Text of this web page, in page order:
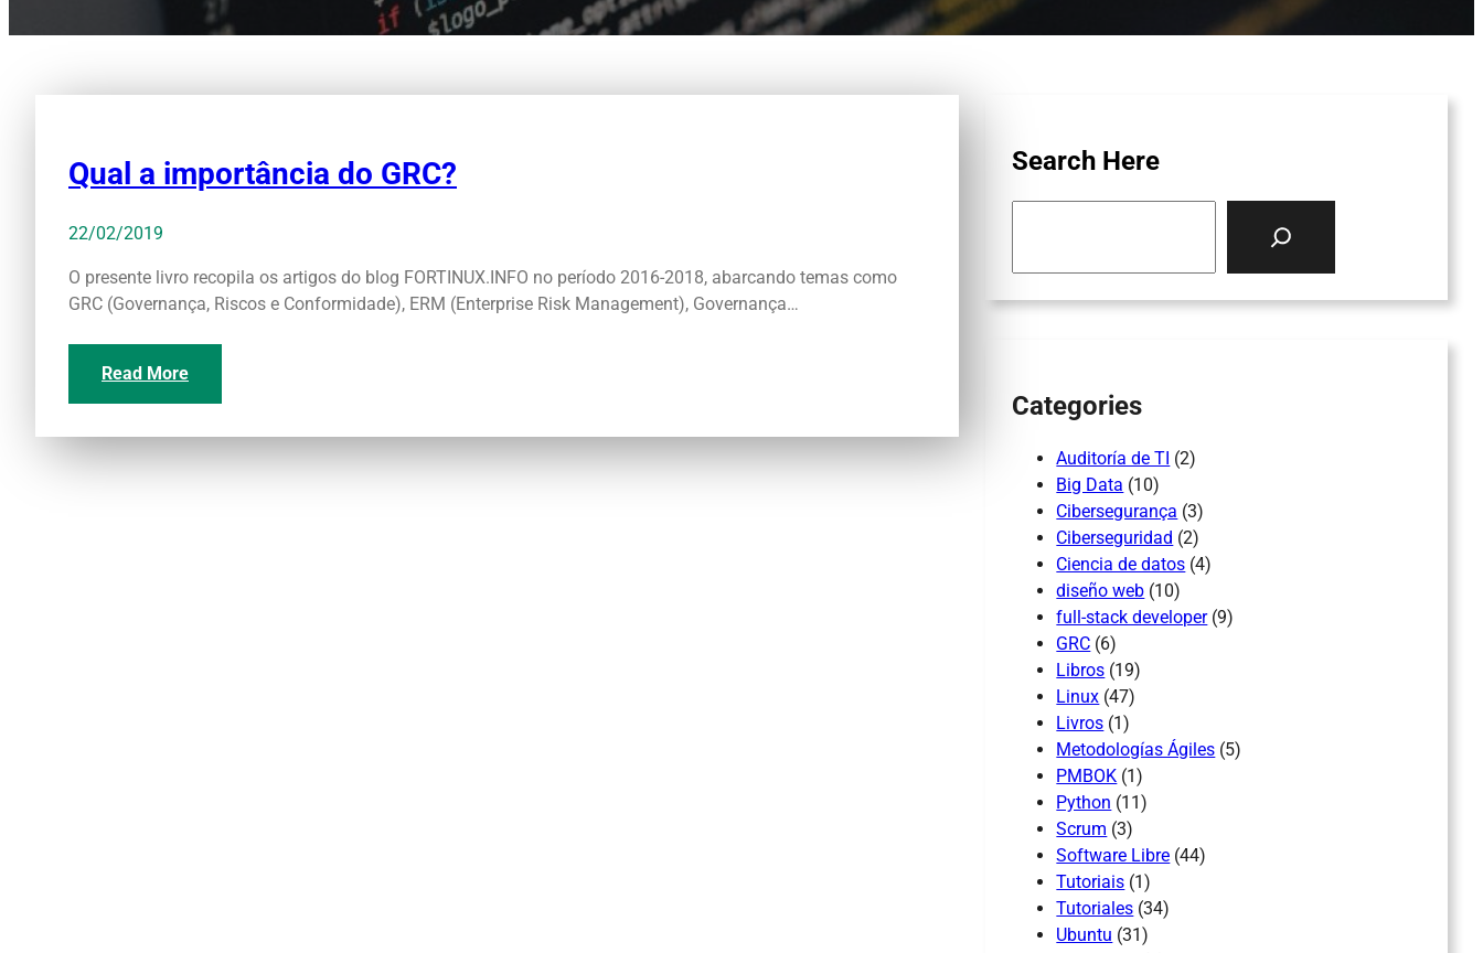
Qual a importância do GRC?
22/02/2019
O presente livro recopila os artigos do blog FORTINUX.INFO no período 2016-2018, abarcando temas como
GRC (Governança, Riscos e Conformidade), ERM (Enterprise Risk Management), Governança…
Read More
Search Here
Categories
Auditoría de TI (2)
Big Data (10)
Cibersegurança (3)
Ciberseguridad (2)
Ciencia de datos (4)
diseño web (10)
full-stack developer(9)
GRC (6)
Libros (19)
Linux (47)
Livros (1)
Metodologías Ágiles (5)
PMBOK (1)
Python (11)
Scrum (3)
Software Libre (44)
Tutoriais (1)
Tutoriales (34)
Ubuntu (31)